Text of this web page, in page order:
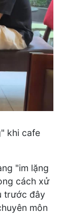
khi cafe
"im lặng
cách xử
trước đây
môn